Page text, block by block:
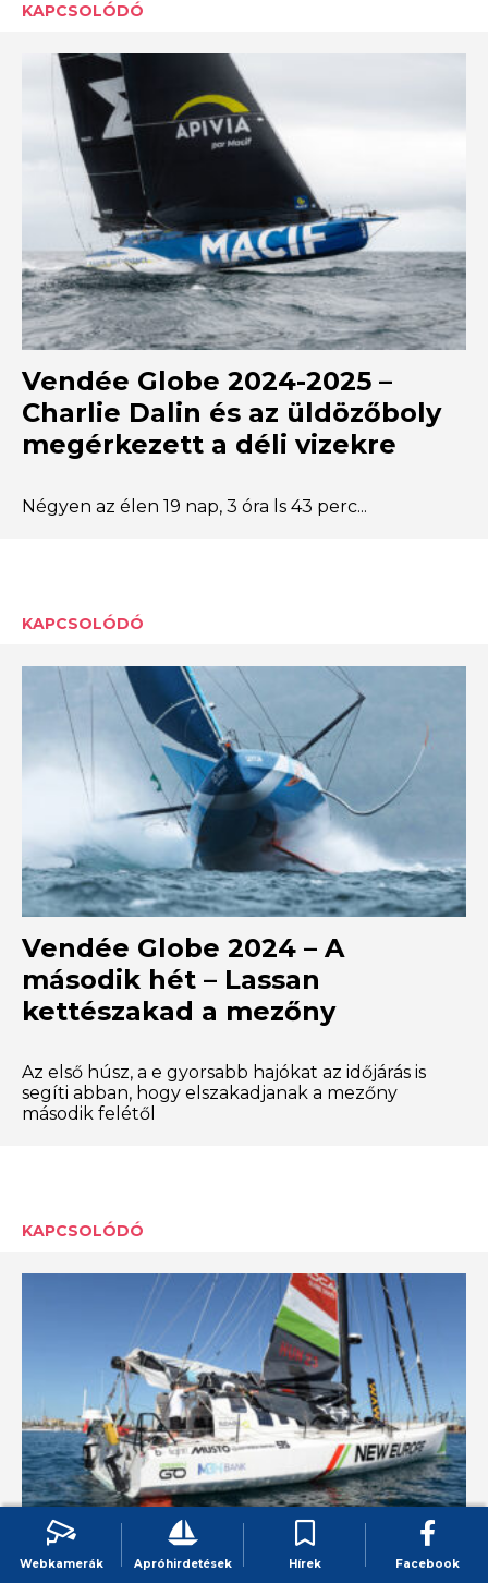
KAPCSOLÓDÓ
Vendée Globe 2024-2025 –
Charlie Dalin és az üldözőboly
megérkezett a déli vizekre
Négyen az élen 19 nap, 3 óra ls 43 perc...
KAPCSOLÓDÓ
Vendée Globe 2024 – A
második hét – Lassan
kettészakad a mezőny
Az első húsz, a e gyorsabb hajókat az időjárás is
segíti abban, hogy elszakadjanak a mezőny
második felétől
KAPCSOLÓDÓ
Weöres Szabolcs megjavította
Webkamerák Apróhirdetések Hírek Facebook